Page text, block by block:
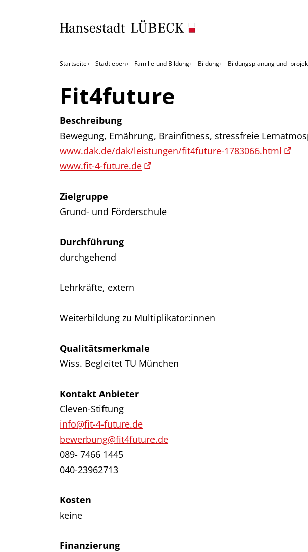
Startseite Stadtleben Familie und Bildung Bildung Bildungsplanung und -
Fit4future
Beschreibung
Bewegung, Ernährung, Brainfitness, stressfreie
www.dak.de/dak/leistungen/fit4future-1783066.html
www.fit-4-future.de
Zielgruppe
Grund- und Förderschule
Durchführung
durchgehend
Lehrkräfte, extern
Weiterbildung zu Multiplikator:innen
Qualitätsmerkmale
Wiss. Begleitet TU München
Kontakt Anbieter
Cleven-Stiftung
info@fit-4-future.de
bewerbung@fit4future.de
089- 7466 1445
040-23962713
Kosten
keine
Finanzierung